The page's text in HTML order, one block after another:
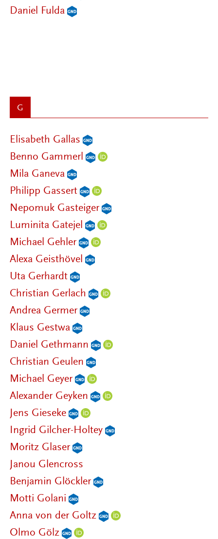
Daniel Fulda
G
Elisabeth Gallas
Benno Gammerl
Mila Ganeva
Philipp Gassert
Nepomuk Gasteiger
Luminita Gatejel
Michael Gehler
Alexa Geisthövel
Uta Gerhardt
Christian Gerlach
Andrea Germer
Klaus Gestwa
Daniel Gethmann
Christian Geulen
Michael Geyer
Alexander Geyken
Jens Gieseke
Ingrid Gilcher-Holtey
Moritz Glaser
Janou Glencross
Benjamin Glöckler
Motti Golani
Anna von der Goltz
Olmo Gölz